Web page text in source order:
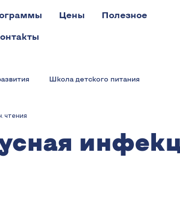
Цены
Полезное
Школа детского питания
чтения